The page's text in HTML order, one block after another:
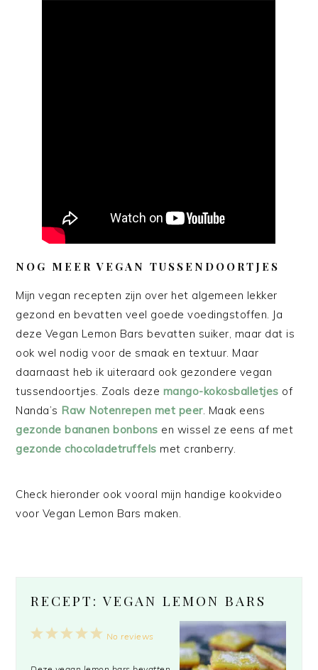
NOG MEER VEGAN TUSSENDOORTJES
Mijn vegan recepten zijn over het algemeen lekker
gezond en bevatten veel goede voedingstoffen. Ja
deze Vegan Lemon Bars bevatten suiker, maar dat is
ook wel nodig voor de smaak en textuur. Maar
daarnaast heb ik uiteraard ook gezondere vegan
tussendoortjes. Zoals deze mango-kokosballetjes of
Nanda’s Raw Notenrepen met peer. Maak eens
gezonde bananen bonbons en wissel ze eens af met
gezonde chocoladetruffels met cranberry.
Check hieronder ook vooral mijn handige kookvideo
voor Vegan Lemon Bars maken.
RECEPT: VEGAN LEMON BARS
5
4
3
2
1
No reviews